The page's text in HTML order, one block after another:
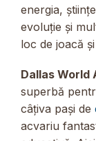
energia,
evoluție și
loc de joacă și
Dallas World
superbă
câțiva pași de
acvariu